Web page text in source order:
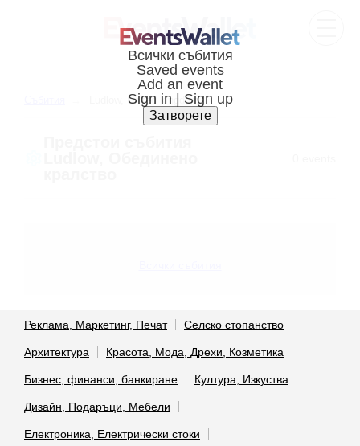
Всички събития
Saved events
Add an event
Sign in | Sign up
Затворете
Ludlow, United kingdom
Реклама, Маркетинг, Печат Селско стопанство
Архитектура Красота, Мода, Дрехи, Козметика
Бизнес, финанси, банкиране Култура, Изкуства
Дизайн, Подаръци, Мебели
Електроника, Електрически стоки